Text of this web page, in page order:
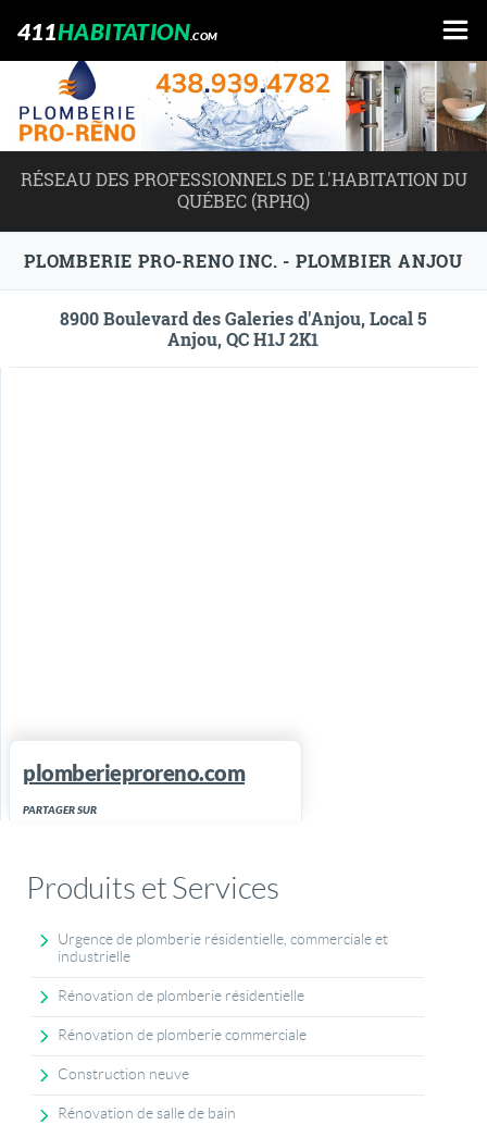
411HABITATION.COM
RÉSEAU DES PROFESSIONNELS DE L'HABITATION DU
QUÉBEC (RPHQ)
PLOMBERIE PRO-RENO INC. - PLOMBIER ANJOU
8900 Boulevard des Galeries d'Anjou, Local 5
Anjou, QC H1J 2K1
plomberieproreno.com
PARTAGER SUR
Produits et Services
Urgence de plomberie résidentielle, commerciale et
industrielle
Rénovation de plomberie résidentielle
Rénovation de plomberie commerciale
Construction neuve
Rénovation de salle de bain